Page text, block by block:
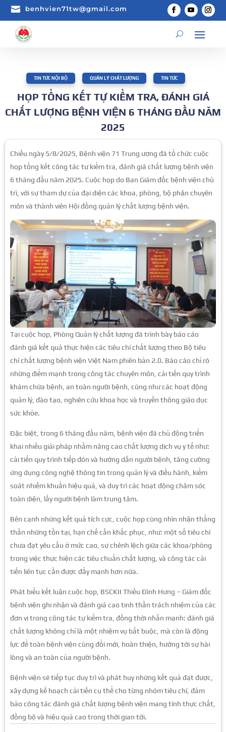
 benhvien71tw@gmail.com
TIN TỨC NỘI BỘ QUẢN LÝ CHẤT LƯỢNG TIN TỨC
HỌP TỔNG KẾT TỰ KIỂM TRA, ĐÁNH GIÁ
CHẤT LƯỢNG BỆNH VIỆN 6 THÁNG ĐẦU NĂM
2025
Chiều ngày 5/8/2025, Bệnh viện 71 Trung ương đã tổ chức cuộc
họp tổng kết công tác tự kiểm tra, đánh giá chất lượng bệnh viện
6 tháng đầu năm 2025. Cuộc họp do Ban Giám đốc bệnh viện chủ
trì, với sự tham dự của đại diện các khoa, phòng, bộ phận chuyên
môn và thành viên Hội đồng quản lý chất lượng bệnh viện.
Tại cuộc họp, Phòng Quản lý chất lượng đã trình bày báo cáo
đánh giá kết quả thực hiện các tiêu chí chất lượng theo Bộ tiêu
chí chất lượng bệnh viện Việt Nam phiên bản 2.0. Báo cáo chỉ rõ
những điểm mạnh trong công tác chuyên môn, cải tiến quy trình
khám chữa bệnh, an toàn người bệnh, cũng như các hoạt động
quản lý, đào tạo, nghiên cứu khoa học và truyền thông giáo dục
sức khỏe.
Đặc biệt, trong 6 tháng đầu năm, bệnh viện đã chủ động triển
khai nhiều giải pháp nhằm nâng cao chất lượng dịch vụ y tế như:
cải tiến quy trình tiếp đón và hướng dẫn người bệnh, tăng cường
ứng dụng công nghệ thông tin trong quản lý và điều hành, kiểm
soát nhiễm khuẩn hiệu quả, và duy trì các hoạt động chăm sóc
toàn diện, lấy người bệnh làm trung tâm.
Bên cạnh những kết quả tích cực, cuộc họp cũng nhìn nhận thẳng
thắn những tồn tại, hạn chế cần khắc phục, như: một số tiêu chí
chưa đạt yêu cầu ở mức cao, sự chênh lệch giữa các khoa/phòng
trong việc thực hiện các tiêu chuẩn chất lượng, và công tác cải
tiến liên tục cần được đẩy mạnh hơn nữa.
Phát biểu kết luận cuộc họp, BSCKII Thiều Đình Hưng – Giám đốc
bệnh viện ghi nhận và đánh giá cao tinh thần trách nhiệm của các
đơn vị trong công tác tự kiểm tra, đồng thời nhấn mạnh: đánh giá
chất lượng không chỉ là một nhiệm vụ bắt buộc, mà còn là động
lực để toàn bệnh viện cùng đổi mới, hoàn thiện, hướng tới sự hài
lòng và an toàn của người bệnh.
Bệnh viện sẽ tiếp tục duy trì và phát huy những kết quả đạt được,
xây dựng kế hoạch cải tiến cụ thể cho từng nhóm tiêu chí, đảm
bảo công tác đánh giá chất lượng bệnh viện mang tính thực chất,
đồng bộ và hiệu quả cao trong thời gian tới.